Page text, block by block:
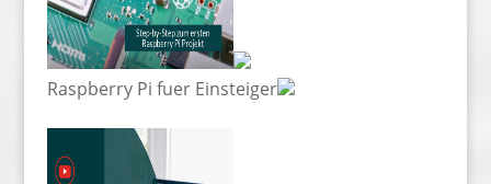
Raspberry Pi fuer Einsteiger